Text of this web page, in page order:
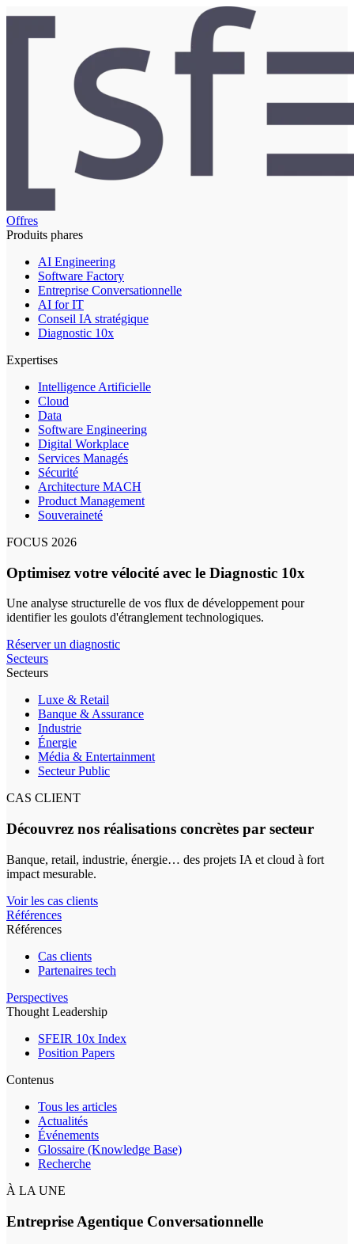
Offres
Produits phares
AI Engineering
Software Factory
Entreprise Conversationnelle
AI for IT
Conseil IA stratégique
Diagnostic 10x
Expertises
Intelligence Artificielle
Cloud
Data
Software Engineering
Digital Workplace
Services Managés
Sécurité
Architecture MACH
Product Management
Souveraineté
FOCUS 2026
Optimisez votre vélocité avec le Diagnostic 10x
Une analyse structurelle de vos flux de développement pour
identifier les goulots d'étranglement technologiques.
Réserver un diagnostic
Secteurs
Secteurs
Luxe & Retail
Banque & Assurance
Industrie
Énergie
Média & Entertainment
Secteur Public
CAS CLIENT
Découvrez nos réalisations concrètes par secteur
Banque, retail, industrie, énergie… des projets IA et cloud à fort
impact mesurable.
Voir les cas clients
Références
Références
Cas clients
Partenaires tech
Perspectives
Thought Leadership
SFEIR 10x Index
Position Papers
Contenus
Tous les articles
Actualités
Événements
Glossaire (Knowledge Base)
Recherche
À LA UNE
Entreprise Agentique Conversationnelle